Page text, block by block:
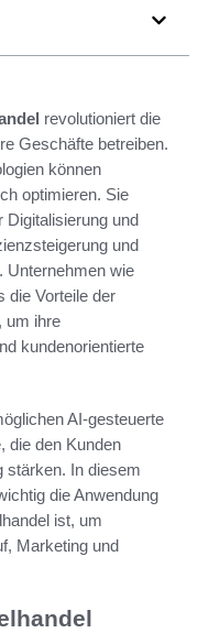
revolutioniert die
Geschäfte betreiben.
können
optimieren. Sie
Digitalisierung und
und
Unternehmen wie
die Vorteile der
um ihre
kundenorientierte
AI-gesteuerte
die den Kunden
stärken. In diesem
die Anwendung
ist, um
Marketing und